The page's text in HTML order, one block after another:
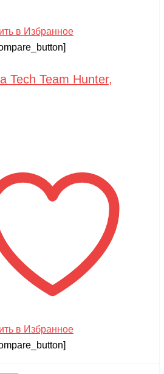
в Избранное
Tech Team Hunter,
в Избранное